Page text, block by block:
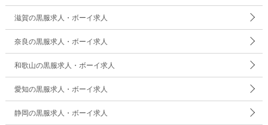
滋賀の黒服求人・ボーイ求人
奈良の黒服求人・ボーイ求人
和歌山の黒服求人・ボーイ求人
愛知の黒服求人・ボーイ求人
静岡の黒服求人・ボーイ求人